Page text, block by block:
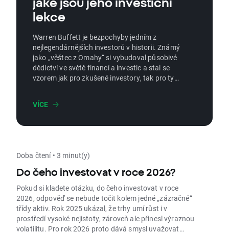
lekce
Warren Buffett je bezpochyby jedním z
nejlegendárnějších investorů v historii. Známý
jako „věštec z Omahy“ si vybudoval působivé
dědictví ve světě financí a investic a stal se
vzorem jak pro zkušené investory, tak pro ty,
tomto složitém světě. Kdo ale Warren Buffett
skutečně je a jaké jsou klíčové prvky jeho
VÍCE
Doba čtení • 3 minut(y)
Do čeho investovat v roce 2026?
Pokud si kladete otázku, do čeho investovat v roce
2026, odpověď se nebude točit kolem jedné „zázračné“
třídy aktiv. Rok 2025 ukázal, že trhy umí růst i v
prostředí vysoké nejistoty, zároveň ale přinesl výraznou
volatilitu. Pro rok 2026 proto dává smysl uvažovat